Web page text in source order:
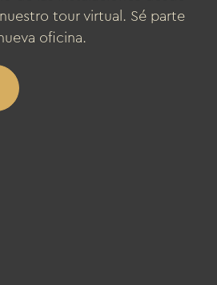
tour virtual. Sé parte
oficina.